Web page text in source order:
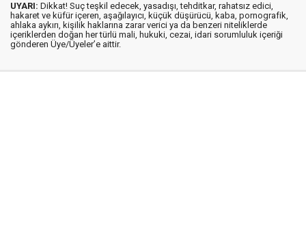
UYARI: Dikkat! Suç teşkil edecek, yasadışı, tehditkar, rahatsız edici,
hakaret ve küfür içeren, aşağılayıcı, küçük düşürücü, kaba, pornografik,
ahlaka aykırı, kişilik haklarına zarar verici ya da benzeri niteliklerde
içeriklerden doğan her türlü mali, hukuki, cezai, idari sorumluluk içeriği
gönderen Üye/Üyeler’e aittir.